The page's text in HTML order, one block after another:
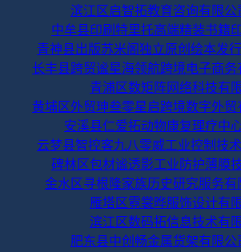
滨江区启智拓教育咨询有限公
中牟县印刷特里托高端精装书籍
青神县出版苏米阁独立原创绘本发
长丰县跨贸谧星海领航跨境电子商
青浦区数矩阵网络科技有
黄埔区外贸珅叁零星启跨境数字外
安溪县仁爱拓动物康复理疗中
云梦县智控客九八零威工业控制技
碑林区包材谧透影工业防护薄膜
金水区寻根隆家族历史研究服务有
雁塔区霓裳晔服饰设计有
滨江区数码拓信息技术有
肥东县中创畅金属货架有限公